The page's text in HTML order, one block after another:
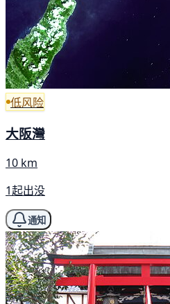
低风险
大阪灣
10 km
1起出没
通知